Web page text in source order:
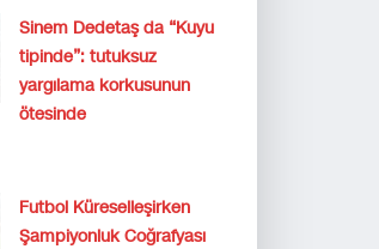
Sinem Dedetaş da “Kuyu
tipinde”: tutuksuz
yargılama korkusunun
ötesinde
Futbol Küreselleşirken
Şampiyonluk Coğrafyası